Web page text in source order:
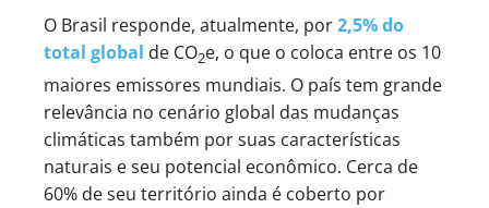
O Brasil responde, atualmente, por2,5% do
total global de CO2e, o que o coloca entre os 10
maiores emissores mundiais. O país tem grande
relevância no cenário global das mudanças
climáticas também por suas características
naturais e seu potencial econômico. Cerca de
60% de seu território ainda é coberto por